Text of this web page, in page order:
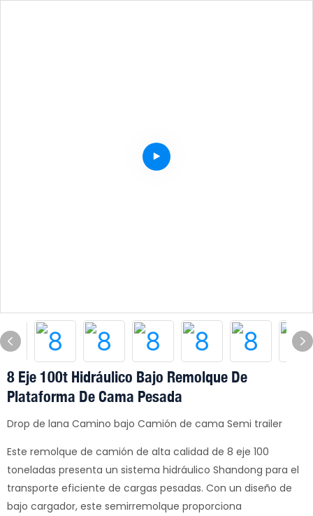
8 Eje 100t Hidráulico Bajo Remolque De
Plataforma De Cama Pesada
Drop de lana Camino bajo Camión de cama Semi trailer
Este remolque de camión de alta calidad de 8 eje 100
toneladas presenta un sistema hidráulico Shandong para el
transporte eficiente de cargas pesadas. Con un diseño de
bajo cargador, este semirremolque proporciona